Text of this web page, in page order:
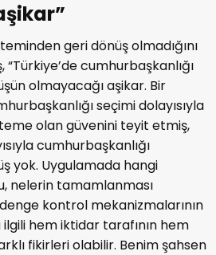
geri dönüş olmadığını
cumhurbaşkanlığı
olmayacağı aşikar. Bir
seçimi dolayısıyla
olan güvenini teyit etmiş,
cumhurbaşkanlığı
yok. Uygulamada hangi
nelerin tamamlanması
kontrol mekanizmalarının
ilgili hem iktidar tarafının hem
fikirleri olabilir. Benim şahsen